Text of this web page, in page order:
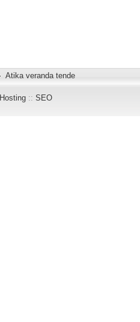
Atika veranda tende
Hosting :: SEO